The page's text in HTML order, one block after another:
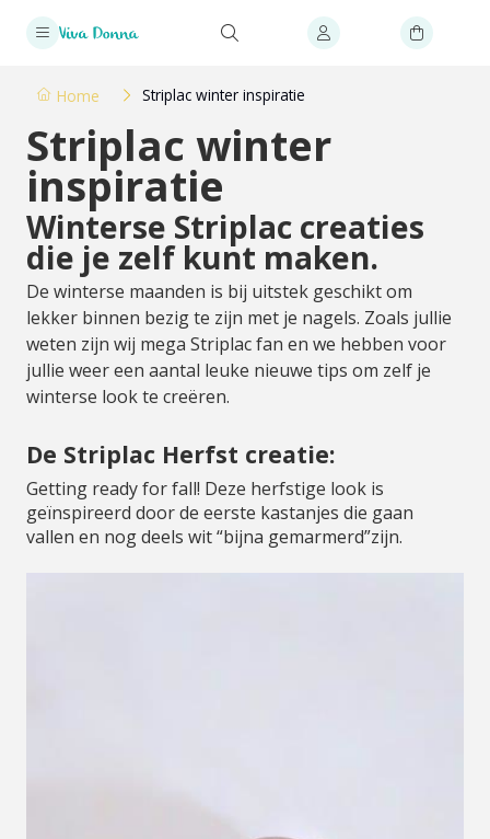
Home Striplac winter inspiratie
Striplac winter
inspiratie
Winterse Striplac creaties
die je zelf kunt maken.
De winterse maanden is bij uitstek geschikt om
lekker binnen bezig te zijn met je nagels. Zoals jullie
weten zijn wij mega Striplac fan en we hebben voor
jullie weer een aantal leuke nieuwe tips om zelf je
winterse look te creëren.
De Striplac Herfst creatie:
Getting ready for fall! Deze herfstige look is
geïnspireerd door de eerste kastanjes die gaan
vallen en nog deels wit “bijna gemarmerd”zijn.